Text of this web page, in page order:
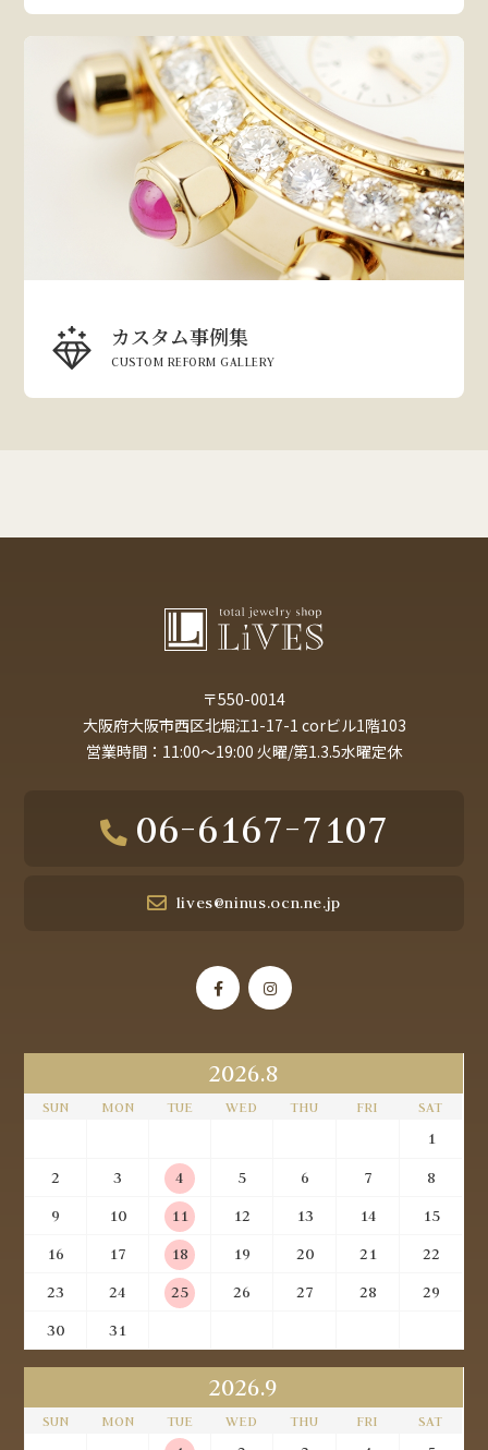
カスタム事例集
CUSTOM REFORM GALLERY
〒550-0014
大阪府大阪市西区北堀江1-17-1 corビル1階103
営業時間：11:00～19:00 火曜/第1.3.5水曜定休
06-6167-7107
lives@ninus.ocn.ne.jp
2026.8
SUN MON TUE WED THU FRI SAT
1
2
3 4 5 6 7
8
9
10 11 12 13 14
15
16
17 18 19 20 21
22
23
24 25 26 27 28
29
30
31
2026.9
SUN MON TUE WED THU FRI SAT